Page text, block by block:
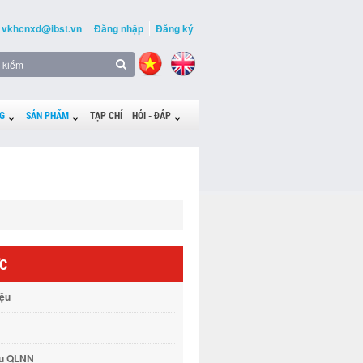
vkhcnxd@ibst.vn Đăng nhập Đăng ký
SẢN PHẨM TẠP CHÍ HỎI - ĐÁP
QLNN